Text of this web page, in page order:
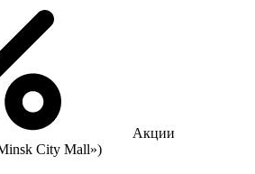
Акции
City Mall»)